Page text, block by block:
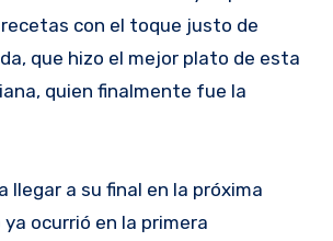
con el toque justo de
que hizo el mejor plato de esta
quien finalmente fue la
llegar a su final en la próxima
ocurrió en la primera